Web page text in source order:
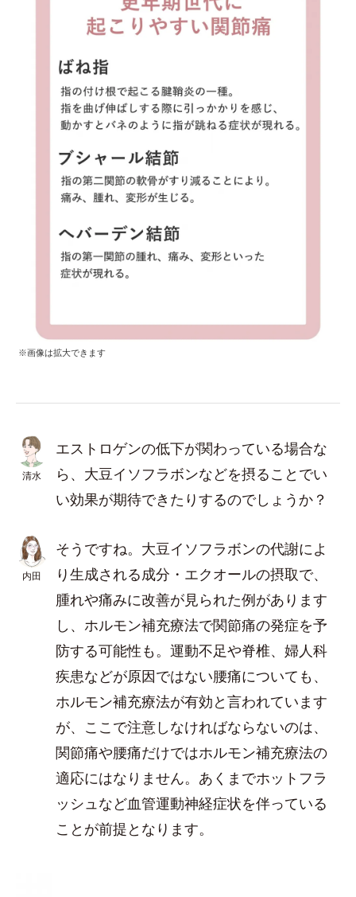
※画像は拡大できます
清水
エストロゲンの低下が関わっている場合な
ら、大豆イソフラボンなどを摂ることでい
い効果が期待できたりするのでしょうか？
内田
そうですね。大豆イソフラボンの代謝によ
り生成される成分・エクオールの摂取で、
腫れや痛みに改善が見られた例があります
し、ホルモン補充療法で関節痛の発症を予
防する可能性も。運動不足や脊椎、婦人科
疾患などが原因ではない腰痛についても、
ホルモン補充療法が有効と言われています
が、ここで注意しなければならないのは、
関節痛や腰痛だけではホルモン補充療法の
適応にはなりません。あくまでホットフラ
ッシュなど血管運動神経症状を伴っている
ことが前提となります。